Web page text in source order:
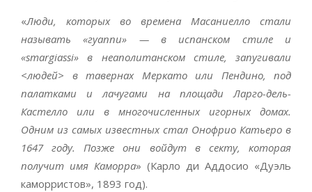
«Люди, которых во времена Масаниелло стали
называть «гуаппи» — в испанском стиле и
«smargiassi» в неаполитанском стиле, запугивали
<людей> в тавернах Меркато или Пендино, под
палатками и лачугами на площади Ларго-дель-
Кастелло или в многочисленных игорных домах.
Одним из самых известных стал Онофрио Катьеро в
1647 году. Позже они войдут в секту, которая
получит имя Каморра» (Карло ди Аддосио «Дуэль
каморристов», 1893 год).